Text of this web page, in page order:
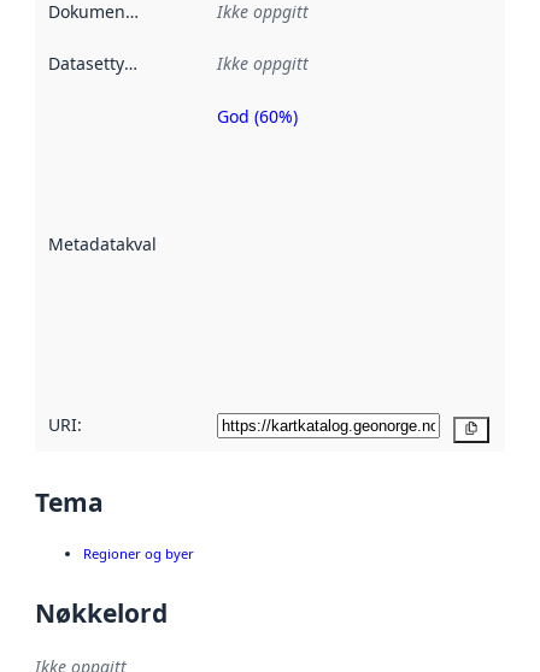
Dokumentasjon Ikke oppgitt
Datasettype Ikke oppgitt
Metadatakvalitet
Metadatakvalitet
God (60%)
URI:
Tema
Regioner og byer
Nøkkelord
Ikke oppgitt